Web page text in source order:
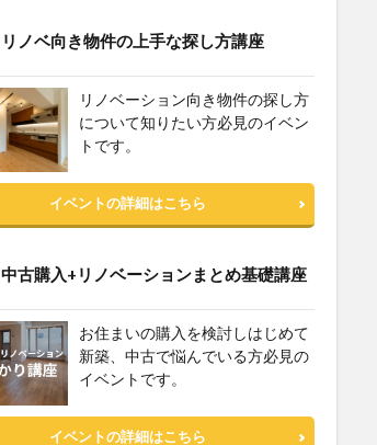
リノベ向き物件の上手な探し方講座
リノベーション向き物件の探し方
について知りたい方必見のイベン
トです。
イベントの詳細はこちら
中古購入+リノベーションまとめ基礎講座
お住まいの購入を検討しはじめて
新築、中古で悩んでいる方必見の
イベントです。
イベントの詳細はこちら